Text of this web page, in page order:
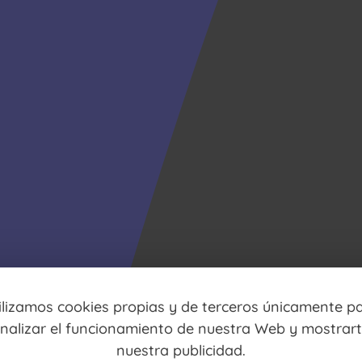
cookies propias y de terceros únicamente
el funcionamiento de nuestra Web y
nuestra publicidad.